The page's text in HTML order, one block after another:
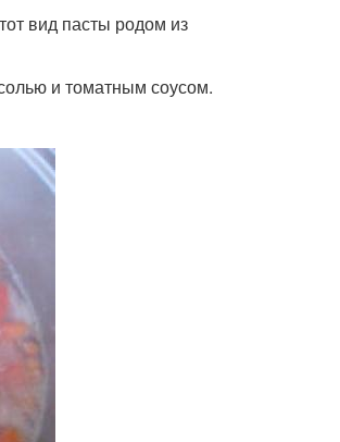
вид пасты родом из
и томатным соусом.